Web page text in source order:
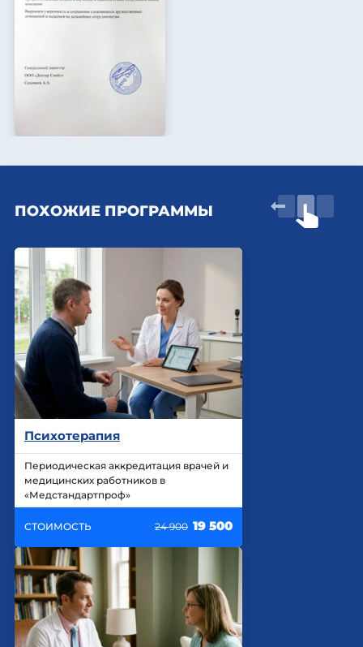
ПОХОЖИЕ ПРОГРАММЫ
Психотерапия
Периодическая аккредитация врачей и
медицинских работников в
«Медстандартпроф»
СТОИМОСТЬ 24 900 19 500